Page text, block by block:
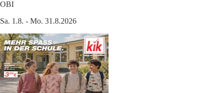
OBI
Sa. 1.8. - Mo. 31.8.2026